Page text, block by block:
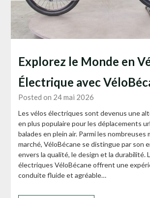
Explorez le Monde en
Électrique avec
Posted on 24 mai 2026
Les vélos électriques sont devenus une
en plus populaire pour les déplacements
balades en plein air. Parmi les nombreuses
marché, VéloBécane se distingue par son
envers la qualité, le design et la durabilité.
électriques VéloBécane offrent une
conduite fluide et agréable…